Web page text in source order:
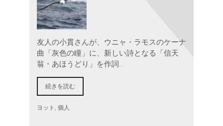
友人の小貫さんが、ウニャ・ラモスのケーナ
曲「灰色の瞳」に、新しい詩となる「信天
翁・あほうどり」を作詞…
続きを読む
ヨット 個人